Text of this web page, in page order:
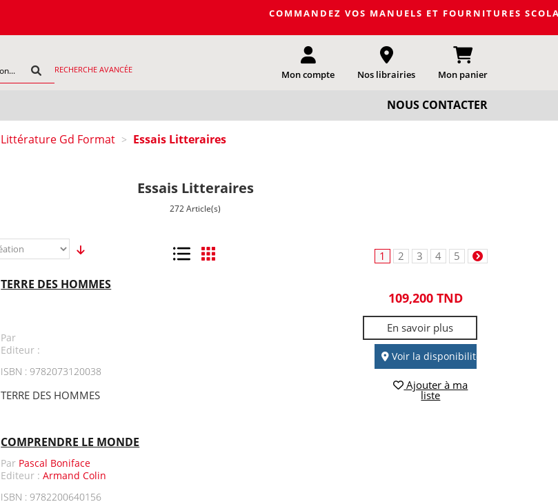
COMMANDEZ VOS MANUELS ET FOURNITURES
RECHERCHE AVANCÉE Mon compte Nos librairies Mon panier
NOUS CONTACTER
Littérature Gd Format > Essais Litteraires
Essais Litteraires
272 Article(s)
Liste Grille 1 2 3 4 5
TERRE DES HOMMES
Par
Editeur :
ISBN : 9782073120038
TERRE DES HOMMES
109,200 TND
En savoir plus
Voir la disponibilité
Ajouter à ma
liste
COMPRENDRE LE MONDE
Par Pascal Boniface
Editeur :Armand Colin
ISBN : 9782200640156